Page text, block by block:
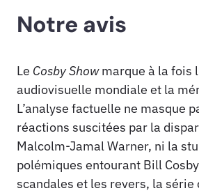
Notre avis
Le Cosby Showmarque à la fois
audiovisuelle mondiale et la
L’analyse factuelle ne masque
réactions suscitées par la
Malcolm-Jamal Warner, ni la
polémiques entourant Bill
scandales et les revers, la série